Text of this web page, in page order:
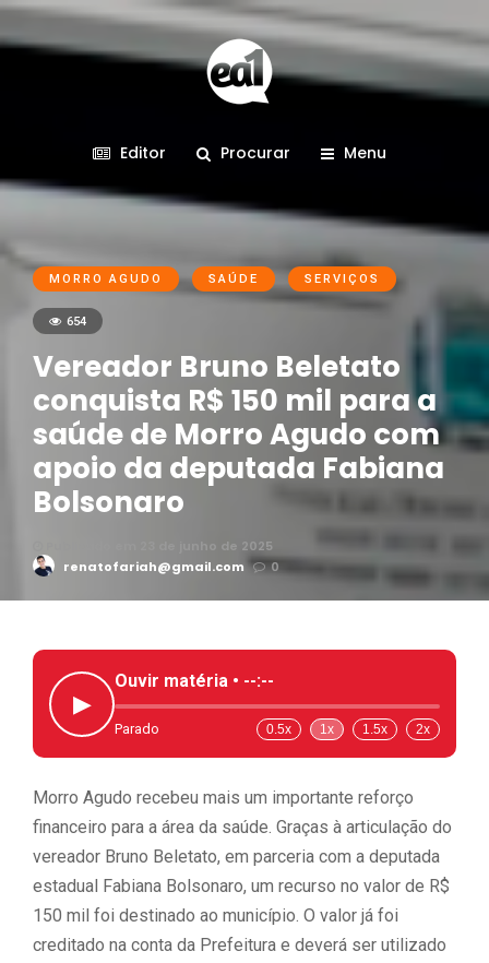
Editor Procurar Menu
MORRO AGUDO SAÚDE SERVIÇOS
654
Vereador Bruno Beletato
conquista R$ 150 mil para a
saúde de Morro Agudo com
apoio da deputada Fabiana
Bolsonaro
Publicado em 23 de junho de 2025
renatofariah@gmail.com
0
▶
Ouvir matéria • --:--
Parado 0.5x 1x 1.5x 2x
Morro Agudo recebeu mais um importante reforço
financeiro para a área da saúde. Graças à articulação do
vereador Bruno Beletato, em parceria com a deputada
estadual Fabiana Bolsonaro, um recurso no valor de R$
150 mil foi destinado ao município. O valor já foi
creditado na conta da Prefeitura e deverá ser utilizado